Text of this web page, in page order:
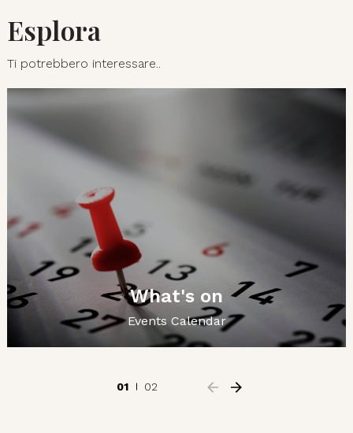
Esplora
Ti potrebbero interessare..
What's on
Events Calendar
01 02